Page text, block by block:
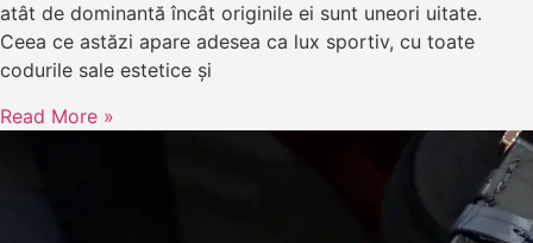
atât de dominantă încât originile ei sunt uneori uitate.
Ceea ce astăzi apare adesea ca lux sportiv, cu toate
codurile sale estetice și
Read More »